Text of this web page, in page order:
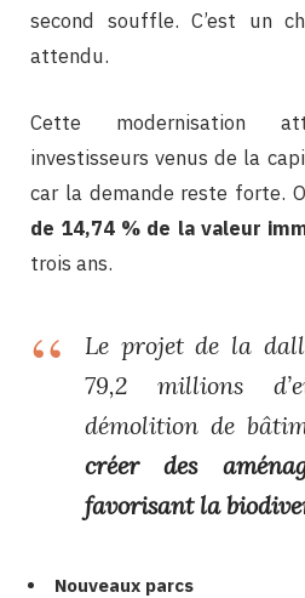
second souffle. C’est un
attendu.
Cette modernisation
investisseurs venus de la
car la demande reste forte.
de 14,74 % de la valeur
trois ans.
Le projet de la
79,2 millions
démolition de
créer des
favorisant la
Nouveaux parcs